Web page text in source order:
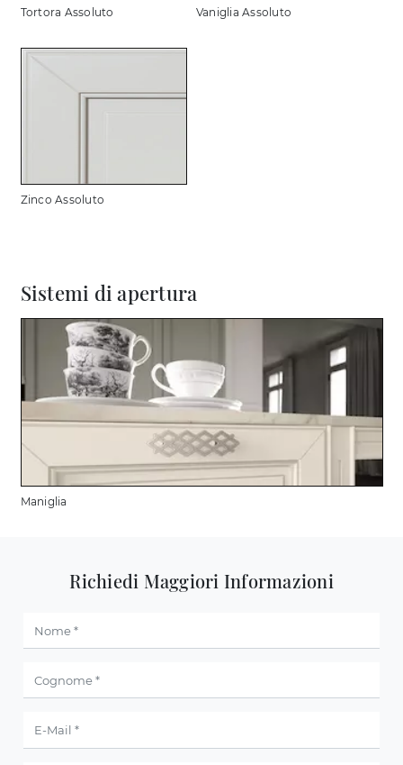
Tortora Assoluto Vaniglia Assoluto
Zinco Assoluto
Sistemi di apertura
Maniglia
Richiedi Maggiori Informazioni